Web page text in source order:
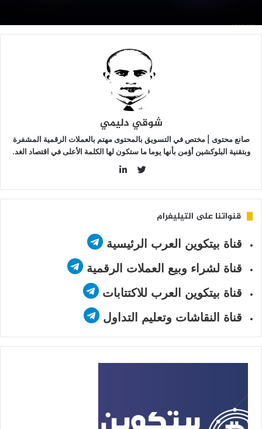
شراكة
مع
شوقي دليمي
صانع محتوى | مختص في التسويق بالمحتوى مهتم بالعملات الرقمية المشفرة
وبتقنية البلوكشين أؤمن بأنها يوما ما ستكون لها الكلمة الأعلى في اقتصاد الغد.
قنواتنا على التيليغرام
قناة بيتكوين العرب الرئيسية
قناة لشراء وبيع العملات الرقمية
قناة بيتكوين العرب للاكتتابات
قناة النقاشات وتعليم التداول